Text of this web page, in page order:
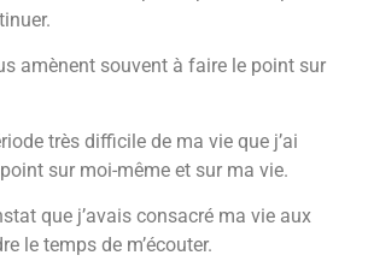
amènent souvent à faire le point sur
très difficile de ma vie que j’ai
sur moi-même et sur ma vie.
que j’avais consacré ma vie aux
le temps de m’écouter.